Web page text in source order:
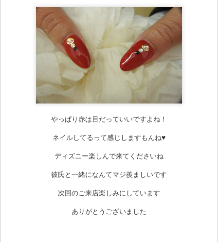
やっぱり赤は目だっていいですよね！
ネイルしてるって感じしますもんね♥
ディズニー楽しんで来てくださいね
彼氏と一緒になんてマジ羨ましいです
次回のご来店楽しみにしています
ありがとうございました